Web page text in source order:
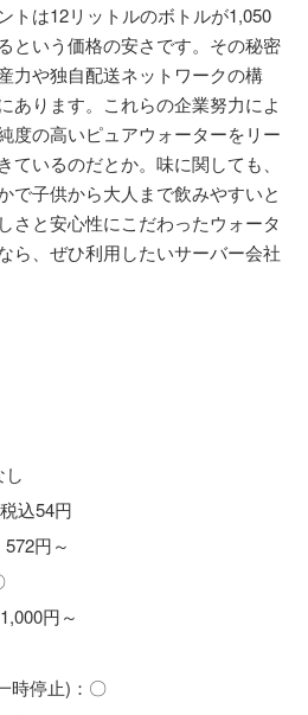
トは12リットルのボトルが1,050
という価格の安さです。その秘密
力や独自配送ネットワークの構
あります。これらの企業努力によ
度の高いピュアウォーターをリー
ているのだとか。味に関しても、
で子供から大人まで飲みやすいと
さと安心性にこだわったウォータ
ら、ぜひ利用したいサーバー会社
込54円
円～
円～
時停止)：〇